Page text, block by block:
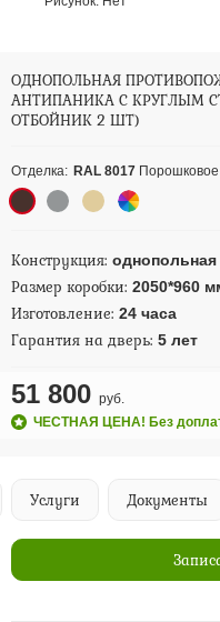
ОДНОПОЛЬНАЯ
АНТИПАНИКА С КРУГЛЫМ
ОТБОЙНИК 2 ШТ)
Отделка: RAL 8017
Конструкция: однопольная
Размер коробки: 2050*960
Изготовление: 24 часа
Гарантия на дверь: 5 лет
51 800 руб.
ЧЕСТНАЯ ЦЕНА! Без
Услуги Документы